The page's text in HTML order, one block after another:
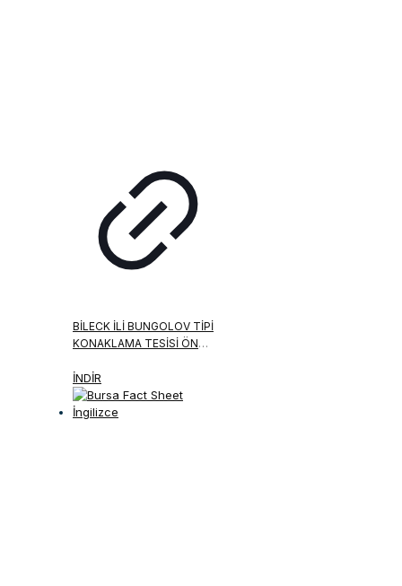
BILECK İLI BUNGOLOV TIPI
KONAKLAMA TESISI ÖN
İNDİR